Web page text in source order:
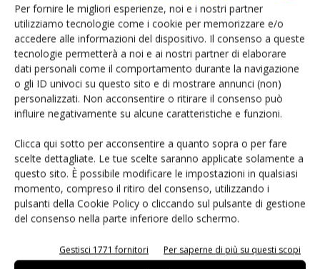
Per fornire le migliori esperienze, noi e i nostri partner
utilizziamo tecnologie come i cookie per memorizzare e/o
accedere alle informazioni del dispositivo. Il consenso a queste
tecnologie permetterà a noi e ai nostri partner di elaborare
dati personali come il comportamento durante la navigazione
o gli ID univoci su questo sito e di mostrare annunci (non)
personalizzati. Non acconsentire o ritirare il consenso può
influire negativamente su alcune caratteristiche e funzioni.
Clicca qui sotto per acconsentire a quanto sopra o per fare
scelte dettagliate. Le tue scelte saranno applicate solamente a
questo sito. È possibile modificare le impostazioni in qualsiasi
momento, compreso il ritiro del consenso, utilizzando i
pulsanti della Cookie Policy o cliccando sul pulsante di gestione
del consenso nella parte inferiore dello schermo.
Gestisci 1771 fornitori Per saperne di più su questi scopi
prossimi commenti.